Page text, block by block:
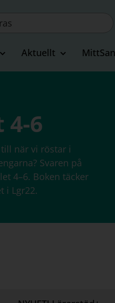
Aktuellt
4-6
när vi röstar i
Svaren på
4–6. Boken täcker
i Lgr22.